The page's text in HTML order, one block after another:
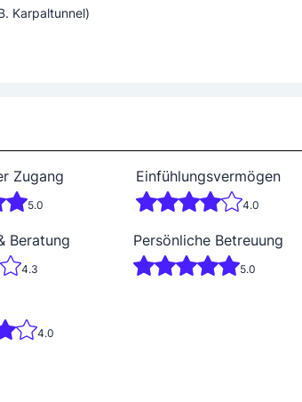
Karpaltunnel)
Zugang
5.0
Einfühlungsvermögen
4.0
Beratung
4.3
Persönliche Betreuung
5.0
4.0